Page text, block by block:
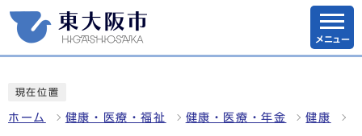
メニュー
現在位置
ホーム 健康・医療・福祉 健康・医療・年金 健康